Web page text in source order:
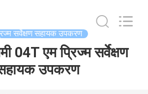
सर्वेक्षण सहायक उपकरण
04T एम प्रिज्म सर्वेक्षण
उपकरण